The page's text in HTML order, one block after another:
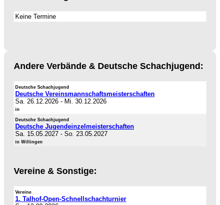
Keine Termine
Andere Verbände & Deutsche Schachjugend:
Deutsche Schachjugend
Deutsche Vereinsmannschaftsmeisterschaften
Sa. 26.12.2026 - Mi. 30.12.2026
in
Deutsche Schachjugend
Deutsche Jugendeinzelmeisterschaften
Sa. 15.05.2027 - So. 23.05.2027
in Willingen
Vereine & Sonstige:
Vereine
1. Talhof-Open-Schnellschachturnier